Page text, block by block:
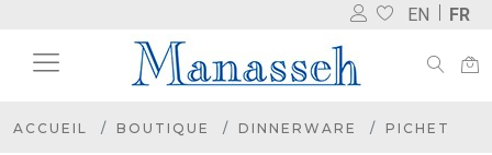
EN FR
ACCUEIL BOUTIQUE DINNERWARE PICHET